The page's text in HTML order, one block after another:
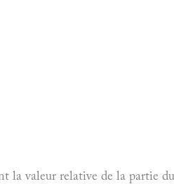
la valeur relative de la partie du